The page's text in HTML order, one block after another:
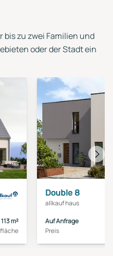
zu zwei Familien und
oder der Stadt ein
113 m²
Double 8
allkauf haus
Auf Anfrage
Preis
Haus